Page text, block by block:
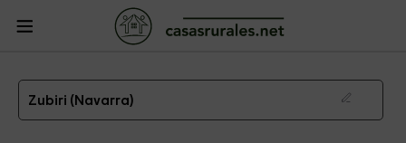
Casas Rurales
Zubiri
Las 3 mejores casas rurales en Zubiri de 2026
Zubiri (Navarra)